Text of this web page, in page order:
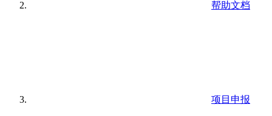
帮助文档
项目申报